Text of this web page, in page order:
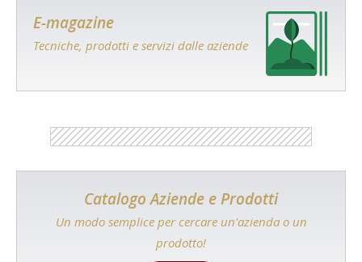
E-magazine
Tecniche, prodotti e servizi dalle aziende
Catalogo Aziende e Prodotti
Un modo semplice per cercare un'azienda o un
prodotto!